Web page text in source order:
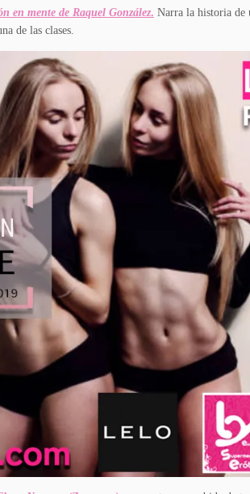
en mente de Raquel González. Narra la historia de
de las clases.